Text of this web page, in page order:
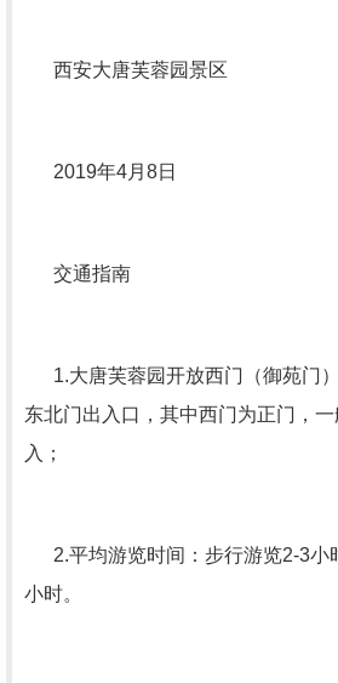
西安大唐芙蓉园景区
2019年4月8日
交通指南
1.大唐芙蓉园开放西门（御苑门
东北门出入口，其中西门为正门，
入；
2.平均游览时间：步行游览2-3小
小时。